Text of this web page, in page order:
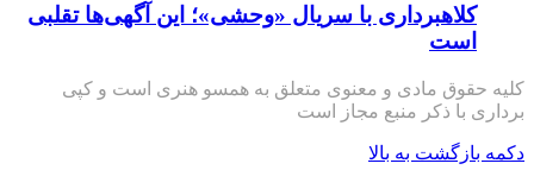
کلاهبرداری با سریال «وحشی»؛ این آگهی‌ها تقلبی
است
کلیه حقوق مادی و معنوی متعلق به همسو هنری است و کپی
برداری با ذکر منبع مجاز است
دکمه بازگشت به بالا